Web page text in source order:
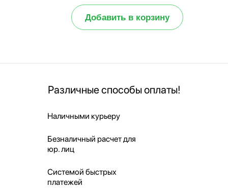
Добавить в корзину
Различные способы оплаты!
Наличными курьеру
Безналичный расчет для
юр. лиц
Системой быстрых
платежей